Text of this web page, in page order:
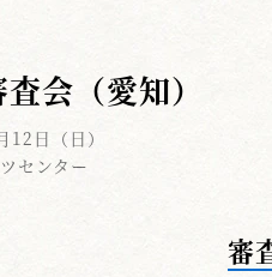
会（愛知）
日（日）
センター
審